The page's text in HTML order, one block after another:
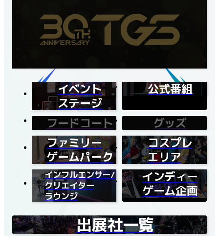
イベント
ステージ
公式番組
フードコート
グッズ
ファミリー
ゲームパーク
コスプレ
エリア
インフルエンサー/
クリエイター
ラウンジ
インディー
ゲーム企画
出展社一覧